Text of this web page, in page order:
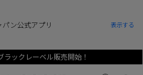
ラックレーベル販売開始！
パン公式アプリ 表示する